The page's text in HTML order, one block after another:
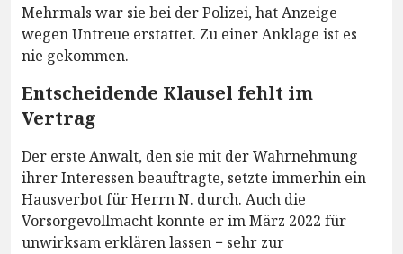
Mehrmals war sie bei der Polizei, hat Anzeige
wegen Untreue erstattet. Zu einer Anklage ist es
nie gekommen.
Entscheidende Klausel fehlt im
Vertrag
Der erste Anwalt, den sie mit der Wahrnehmung
ihrer Interessen beauftragte, setzte immerhin ein
Hausverbot für Herrn N. durch. Auch die
Vorsorgevollmacht konnte er im März 2022 für
unwirksam erklären lassen − sehr zur